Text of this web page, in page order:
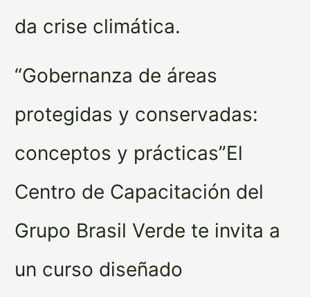
da crise climática.
“Gobernanza de áreas
protegidas y conservadas:
conceptos y prácticas”El
Centro de Capacitación del
Grupo Brasil Verde te invita a
un curso diseñado